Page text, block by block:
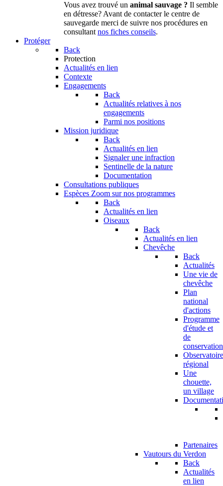
Vous avez trouvé un animal sauvage ? Il semble
en détresse? Avant de contacter le centre de
sauvegarde merci de suivre nos procédures en
consultantnos fiches conseils.
Protéger
Back
Protection
Actualités en lien
Contexte
Engagements
Back
Actualités relatives à nos
engagements
Parmi nos positions
Mission juridique
Back
Actualités en lien
Signaler une infraction
Sentinelle de la nature
Documentation
Consultations publiques
Espèces Zoom sur nos programmes
Back
Actualités en lien
Oiseaux
Back
Actualités en lien
Chevêche
Back
Actualités
Une vie de
chevêche
Plan
national
d'actions
Programme
d'étude et
de
conservation
Observatoire
régional
Une
chouette,
un village
Partenaires
Vautours du Verdon
Back
Actualités
en lien